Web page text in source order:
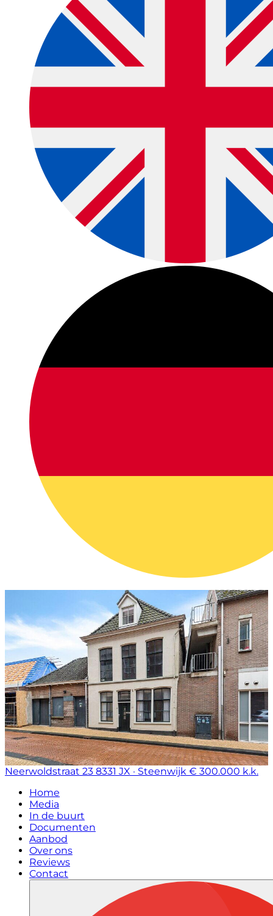
Neerwoldstraat 23 8331 JX · Steenwijk € 300.000 k.k.
Home
Media
In de buurt
Documenten
Aanbod
Over ons
Reviews
Contact